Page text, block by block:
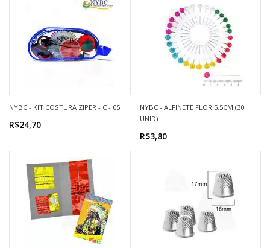
NYBC - KIT COSTURA ZIPER - C - 05
R$24,70
NYBC - ALFINETE FLOR 5,5CM (30
UNID)
R$3,80